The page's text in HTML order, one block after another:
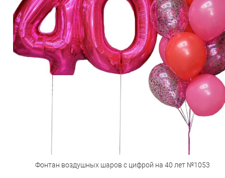
Фонтан воздушных шаров с цифрой на 40 лет №1053